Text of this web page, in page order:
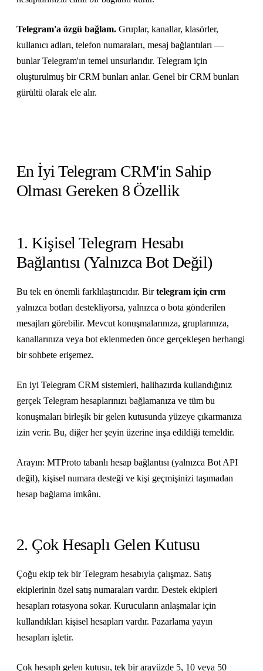
Telegram'a özgü bağlam. Gruplar, kanallar, klasörler,
kullanıcı adları, telefon numaraları, mesaj bağlantıları —
bunlar Telegram'ın temel unsurlarıdır. Telegram için
oluşturulmuş bir CRM bunları anlar. Genel bir CRM bunları
gürültü olarak ele alır.
En İyi Telegram CRM'in Sahip
Olması Gereken 8 Özellik
1. Kişisel Telegram Hesabı
Bağlantısı (Yalnızca Bot Değil)
Bu tek en önemli farklılaştırıcıdır. Birtelegram için crm
yalnızca botları destekliyorsa, yalnızca o bota gönderilen
mesajları görebilir. Mevcut konuşmalarınıza, gruplarınıza,
kanallarınıza veya bot eklenmeden önce gerçekleşen herhangi
bir sohbete erişemez.
En iyi Telegram CRM sistemleri, halihazırda kullandığınız
gerçek Telegram hesaplarınızı bağlamanıza ve tüm bu
konuşmaları birleşik bir gelen kutusunda yüzeye çıkarmanıza
izin verir. Bu, diğer her şeyin üzerine inşa edildiği temeldir.
Arayın: MTProto tabanlı hesap bağlantısı (yalnızca Bot API
değil), kişisel numara desteği ve kişi geçmişinizi taşımadan
hesap bağlama imkânı.
2. Çok Hesaplı Gelen Kutusu
Çoğu ekip tek bir Telegram hesabıyla çalışmaz. Satış
ekiplerinin özel satış numaraları vardır. Destek ekipleri
hesapları rotasyona sokar. Kurucuların anlaşmalar için
kullandıkları kişisel hesapları vardır. Pazarlama yayın
hesapları işletir.
Çok hesaplı gelen kutusu, tek bir arayüzde 5, 10 veya 50